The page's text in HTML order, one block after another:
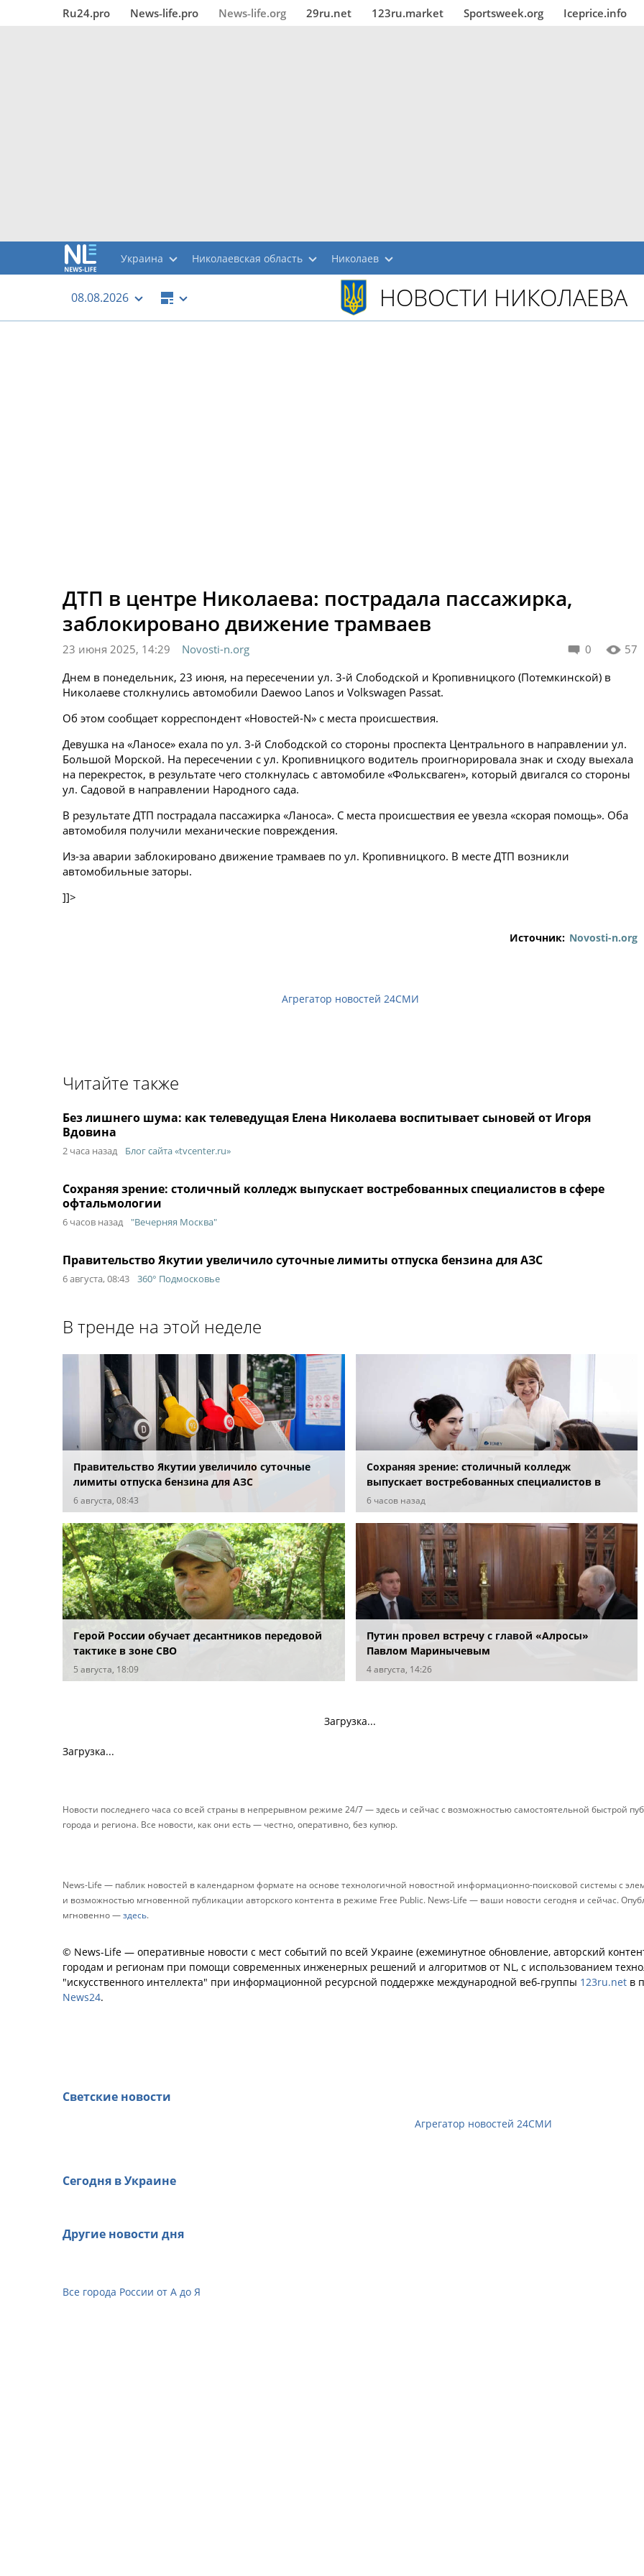
Ru24.pro News‑life.pro News‑life.org 29ru.net 123ru.market Sportsweek.org Iceprice.info
Украина Николаевская область Николаев
08.08.2026 НОВОСТИ НИКОЛАЕВА
ДТП в центре Николаева: пострадала пассажирка,
заблокировано движение трамваев
0 57
23 июня 2025, 14:29
Novosti-n.org
Днем в понедельник, 23 июня, на пересечении ул. 3-й Слободской и Кропивницкого (Потемкинской) в
Николаеве столкнулись автомобили Daewoo Lanos и Volkswagen Passat.
Об этом сообщает корреспондент «Новостей-N» с места происшествия.
Девушка на «Ланосе» ехала по ул. 3-й Слободской со стороны проспекта Центрального в направлении ул.
Большой Морской. На пересечении с ул. Кропивницкого водитель проигнорировала знак и сходу выехала
на перекресток, в результате чего столкнулась с автомобиле «Фольксваген», который двигался со стороны
ул. Садовой в направлении Народного сада.
В результате ДТП пострадала пассажирка «Ланоса». С места происшествия ее увезла «скорая помощь». Оба
автомобиля получили механические повреждения.
Из-за аварии заблокировано движение трамваев по ул. Кропивницкого. В месте ДТП возникли
автомобильные заторы.
]]>
Источник: Novosti-n.org
Агрегатор новостей 24СМИ
Читайте также
Без лишнего шума: как телеведущая Елена Николаева воспитывает сыновей от Игоря
Вдовина
2 часа назад Блог сайта «tvcenter.ru»
Сохраняя зрение: столичный колледж выпускает востребованных специалистов в сфере
офтальмологии
6 часов назад "Вечерняя Москва"
Правительство Якутии увеличило суточные лимиты отпуска бензина для АЗС
6 августа, 08:43 360° Подмосковье
В тренде на этой неделе
Правительство Якутии увеличило суточные
лимиты отпуска бензина для АЗС
6 августа, 08:43
Сохраняя зрение: столичный колледж
выпускает востребованных специалистов в
сфере офтальмологии
6 часов назад
Герой России обучает десантников передовой
тактике в зоне СВО
5 августа, 18:09
Путин провел встречу с главой «Алросы»
Павлом Маринычевым
4 августа, 14:26
Загрузка...
Загрузка...
Новости последнего часа со всей страны в непрерывном режиме 24/7 — здесь и сейчас с возможностью самостоятельной быстрой
города и региона. Все новости, как они есть — честно, оперативно, без купюр.
News-Life — паблик новостей в календарном формате на основе технологичной новостной информационно-поисковой системы с
и возможностью мгновенной публикации авторского контента в режиме Free Public. News-Life — ваши новости сегодня и сейчас.
мгновенно —здесь.
© News-Life — оперативные новости с мест событий по всей Украине (ежеминутное обновление, авторский
городам и регионам при помощи современных инженерных решений и алгоритмов от NL, с использованием
"искусственного интеллекта" при информационной ресурсной поддержке международной веб-группы 123ru.net в
News24.
Светские новости
Агрегатор новостей 24СМИ
Сегодня в Украине
Другие новости дня
Все города России от А до Я